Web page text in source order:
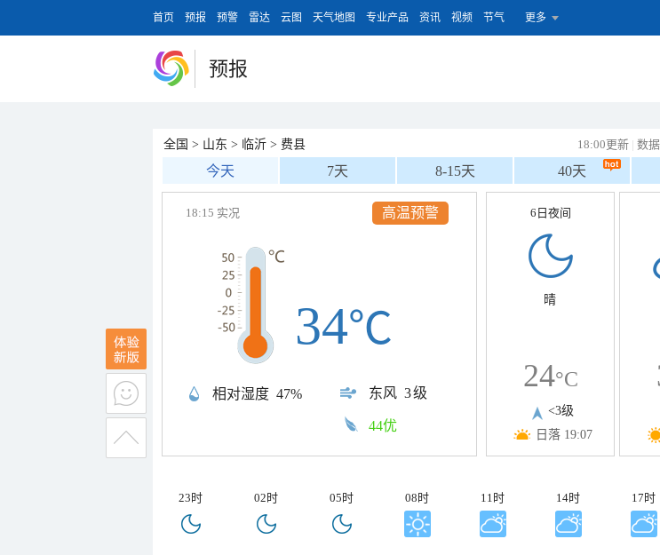
首页 预报 预警 雷达 云图 天气地图 专业产品 资讯 视频 节气 更多
预报
全国 > 山东 > 临沂 > 费县 18:00更新 | 数
今天 7天 8-15天 40天
18:15 实况
相对湿度 47% 东风 3级
34℃
44优
高温预警 6日夜间
晴
24°C
<3级
日落 19:07
23时 02时 05时 08时 11时 14时 17时